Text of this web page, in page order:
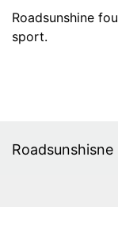
Roadsunshine
sport.
Roadsunshisne